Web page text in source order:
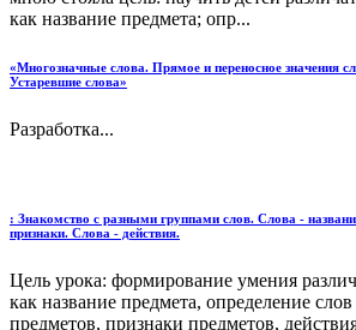
как название предмета; опр...
«Многозначные слова. Прямое и переносное значения
Устаревшие слова»
Разработка...
: Знакомство с разными группами слов. Слова -
признаки. Слова - действия.
Цель урока: формирование умения
как название предмета, определение
предметов, признаки предметов,